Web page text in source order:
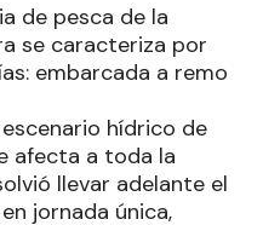
de pesca de la
se caracteriza por
embarcada a remo
hídrico de
afecta a toda la
llevar adelante el
jornada única,